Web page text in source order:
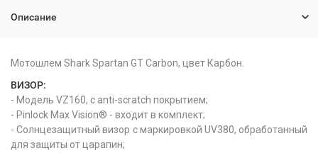
Описание
Мотошлем Shark Spartan GT Carbon, цвет Карбон.
ВИЗОР:
- Модель VZ160, с anti-scratch покрытием;
- Pinlock Max Vision® - входит в комплект;
- Солнцезащитный визор с маркировкой UV380, обработанный
для защиты от царапин;